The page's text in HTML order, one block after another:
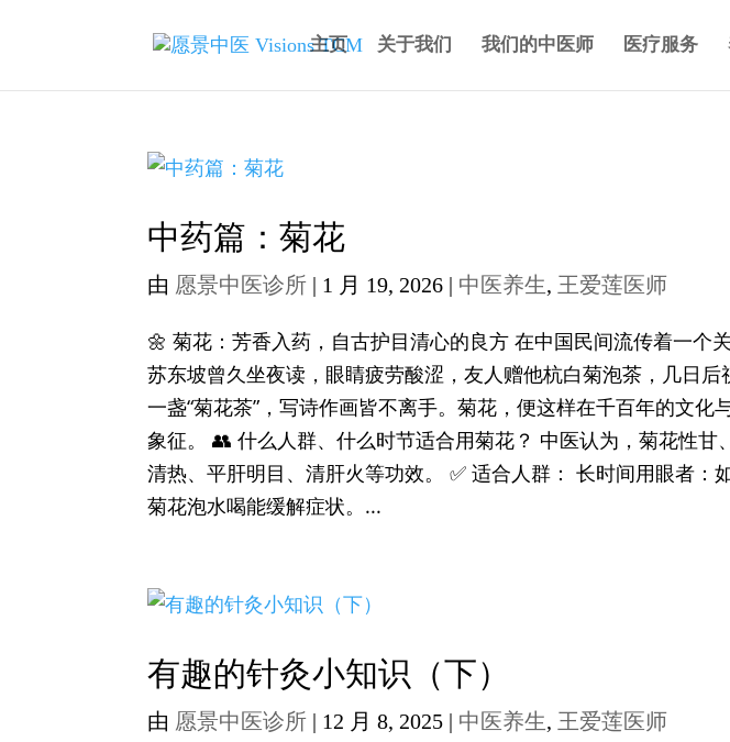
主页 关于我们 我们的中医师 医疗服务
中药篇：菊花
由 愿景中医诊所 | 1 月 19, 2026 | 中医养生, 王爱莲医师
🌼 菊花：芳香入药，自古护目清心的良方 在中国民间流传着一个
苏东坡曾久坐夜读，眼睛疲劳酸涩，友人赠他杭白菊泡茶，几日
一盏“菊花茶”，写诗作画皆不离手。菊花，便这样在千百年的文化
象征。 👥 什么人群、什么时节适合用菊花？ 中医认为，菊花性
清热、平肝明目、清肝火等功效。 ✅ 适合人群： 长时间用眼者：
菊花泡水喝能缓解症状。...
有趣的针灸小知识（下）
由 愿景中医诊所 | 12 月 8, 2025 | 中医养生, 王爱莲医师